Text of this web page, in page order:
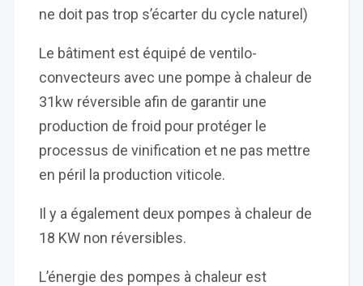
ne doit pas trop s’écarter du cycle naturel)
Le bâtiment est équipé de ventilo-
convecteurs avec une pompe à chaleur de
31kw réversible afin de garantir une
production de froid pour protéger le
processus de vinification et ne pas mettre
en péril la production viticole.
Il y a également deux pompes à chaleur de
18 KW non réversibles.
L’énergie des pompes à chaleur est